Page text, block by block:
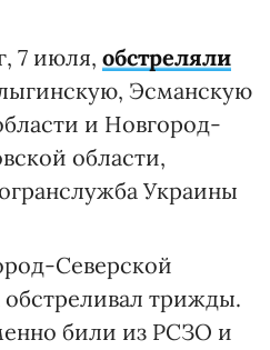
7 июля, обстреляли
Эсманскую
и Новгород-
области,
Украины
Северской
обстреливал трижды.
били из РСЗО и